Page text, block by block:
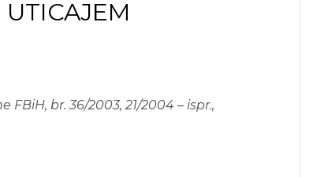
br. 36/2003, 21/2004 – ispr.,